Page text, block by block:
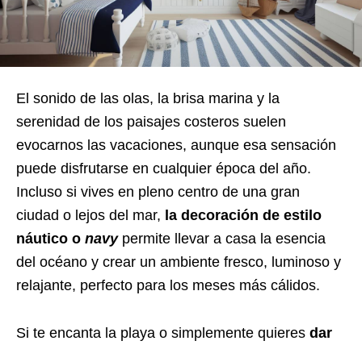
El sonido de las olas, la brisa marina y la
serenidad de los paisajes costeros suelen
evocarnos las vacaciones, aunque esa sensación
puede disfrutarse en cualquier época del año.
Incluso si vives en pleno centro de una gran
ciudad o lejos del mar, la decoración de estilo
náutico o navypermite llevar a casa la esencia
del océano y crear un ambiente fresco, luminoso y
relajante, perfecto para los meses más cálidos.
Si te encanta la playa o simplemente quieres dar